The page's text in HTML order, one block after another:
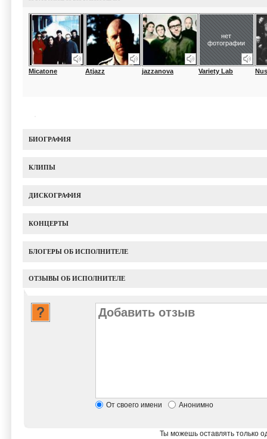
Micatone Atjazz jazzanova
нет
фотографии
Variety Lab
БИОГРАФИЯ
КЛИПЫ
ДИСКОГРАФИЯ
КОНЦЕРТЫ
БЛОГЕРЫ ОБ ИСПОЛНИТЕЛЕ
ОТЗЫВЫ ОБ ИСПОЛНИТЕЛЕ
От своего имени Анонимно
Ты можешь оставлять только